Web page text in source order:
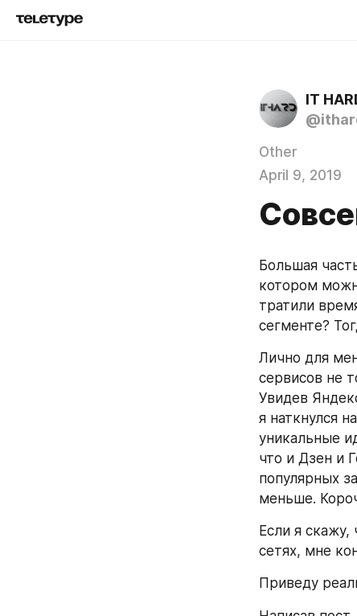
IT
Other
April 9, 2019
Большая
котором
тратили
сегменте?
Лично для
сервисов не
Увидев
я наткнулся
уникальные
что и Дзен и
популярных
меньше.
Если я
сетях, мне
Приведу